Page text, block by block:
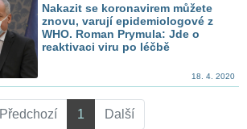
Nakazit se koronavirem můžete
znovu, varují epidemiologové z
WHO. Roman Prymula: Jde o
reaktivaci viru po léčbě
18. 4. 2020
Předchozí 1 Další